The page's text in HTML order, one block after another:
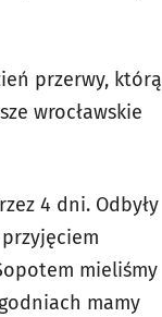
przerwy, którą
wrocławskie
4 dni. Odbyły
mieliśmy
mamy